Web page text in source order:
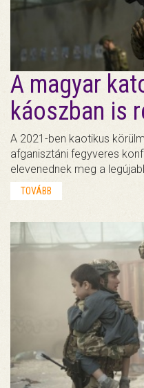
A magyar
káoszban is
A 2021-ben kaotikus
afganisztáni fegyveres
elevenednek meg a
TOVÁBB